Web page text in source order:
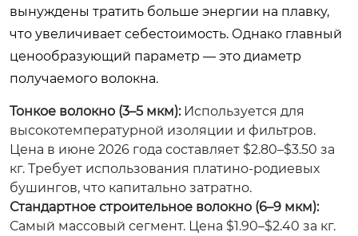
вынуждены тратить больше энергии на плавку,
что увеличивает себестоимость. Однако главный
ценообразующий параметр — это диаметр
получаемого волокна.
Тонкое волокно (3–5 мкм):Используется для
высокотемпературной изоляции и фильтров.
Цена в июне 2026 года составляет $2.80–$3.50 за
кг. Требует использования платино-родиевых
бушингов, что капитально затратно.
Стандартное строительное волокно (6–9 мкм):
Самый массовый сегмент. Цена $1.90–$2.40 за кг.